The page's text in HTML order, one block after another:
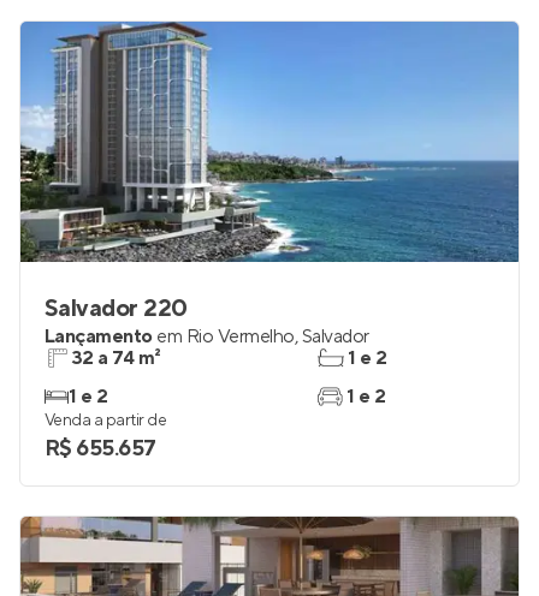
Salvador 220
Lançamento em Rio Vermelho,Salvador
32 a 74 m²
1 e 2
1 e 2
1 e 2
Venda a partir de
R$ 655.657